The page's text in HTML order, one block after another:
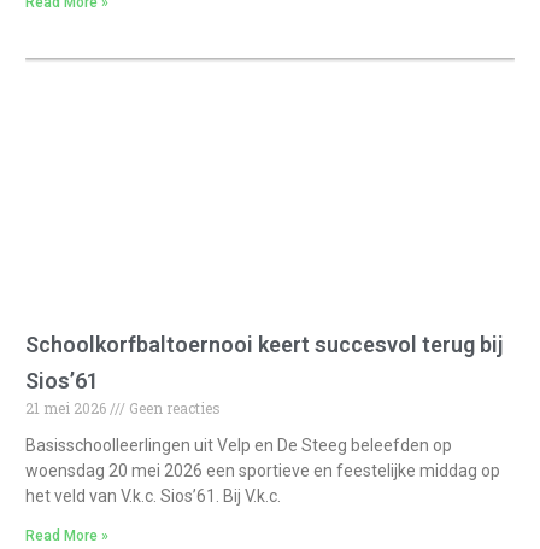
Schoolkorfbaltoernooi keert succesvol terug bij
Sios’61
21 mei 2026
Geen reacties
Basisschoolleerlingen uit Velp en De Steeg beleefden op
woensdag 20 mei 2026 een sportieve en feestelijke middag op
het veld van V.k.c. Sios’61. Bij V.k.c.
Read More »